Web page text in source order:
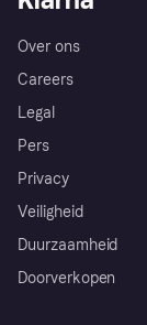
Over ons
Careers
Legal
Pers
Privacy
Veiligheid
Duurzaamheid
Doorverkopen